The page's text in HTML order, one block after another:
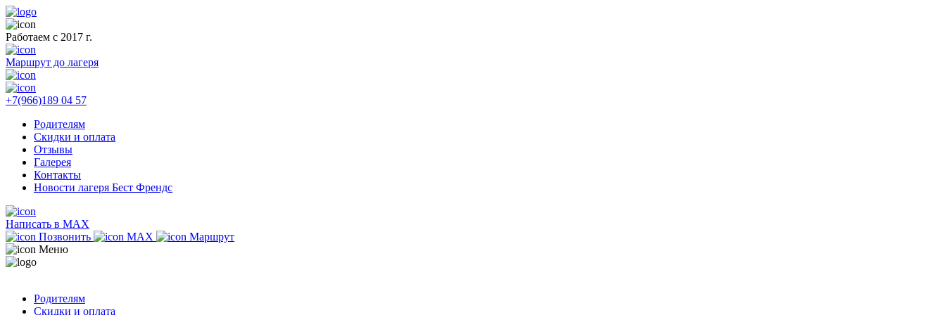
Работаем с 2017 г.
Маршрут до лагеря
+7(966)189 04 57
Родителям
Скидки и оплата
Отзывы
Галерея
Контакты
Новости лагеря Бест Френдс
Написать в MAX
Позвонить
MAX
Маршрут
Меню
Родителям
Скидки и оплата